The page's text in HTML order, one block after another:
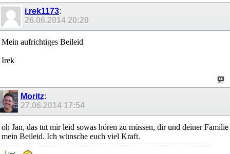
i.rek1173:
26.06.2014 20:20
Mein aufrichtiges Beileid
Irek
Moritz:
27.06.2014 17:54
oh Jan, das tut mir leid sowas hören zu müssen, dir und deiner Familie
mein Beileid. Ich wünsche euch viel Kraft.